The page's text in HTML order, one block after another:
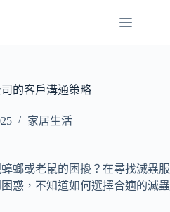
的客戶溝通策略
家居生活
螂或老鼠的困擾？在尋找滅蟲服
惑，不知道如何選擇合適的滅蟲